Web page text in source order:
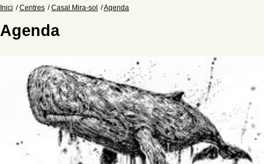
Inici Centres Casal Mira-sol Agenda
Agenda